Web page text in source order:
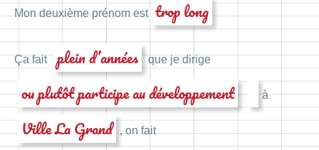
Mon deuxième prénom est trop long
Ça fait plein d’années que je dirige
ou plutôt participe au développement à
Ville La Grand , on fait